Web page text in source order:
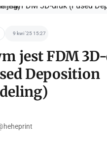
9 kwi '25 15:27
jest FDM
Deposition